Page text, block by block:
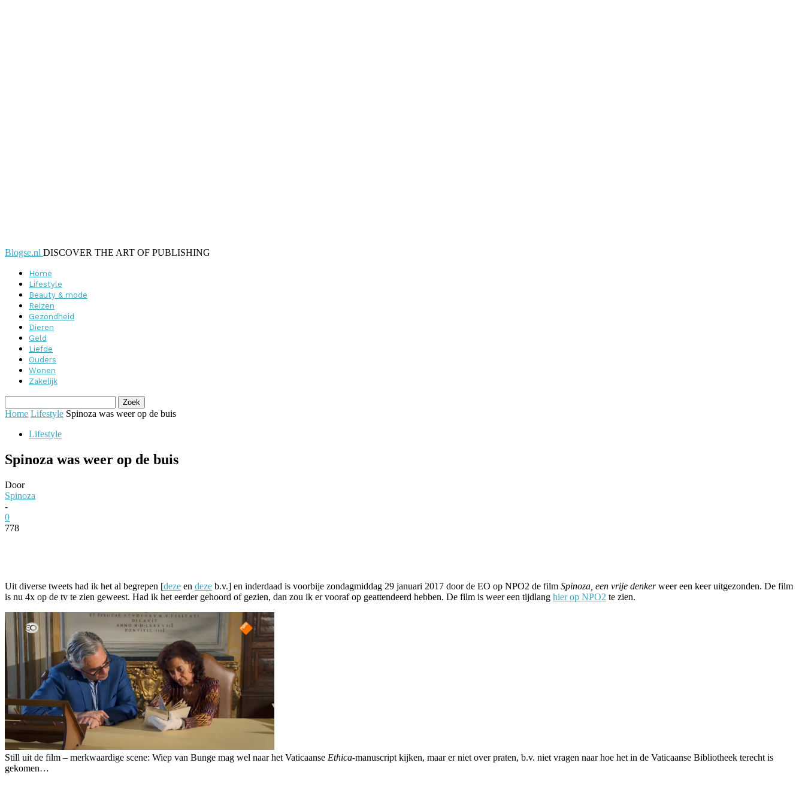
Blogse.nl DISCOVER THE ART OF PUBLISHING
Home
Lifestyle
Beauty & mode
Reizen
Gezondheid
Dieren
Geld
Liefde
Ouders
Wonen
Zakelijk
Home Lifestyle Spinoza was weer op de buis
Lifestyle
Spinoza was weer op de buis
Door
Spinoza
-
0
778
Uit diverse tweets had ik het al begrepen [deze en deze b.v.] en inderdaad is voorbije zondagmiddag 29 januari 2017 door de EO op NPO2 de film Spinoza, een vrije denkerweer een keer uitgezonden. De film
is nu 4x op de tv te zien geweest. Had ik het eerder gehoord of gezien, dan zou ik er vooraf op geattendeerd hebben. De film is weer een tijdlang hier op NPO2 te zien.
Still uit de film – merkwaardige scene: Wiep van Bunge mag wel naar het Vaticaanse Ethica-manuscript kijken, maar er niet over praten, b.v. niet vragen naar hoe het in de Vaticaanse Bibliotheek terecht is
gekomen…